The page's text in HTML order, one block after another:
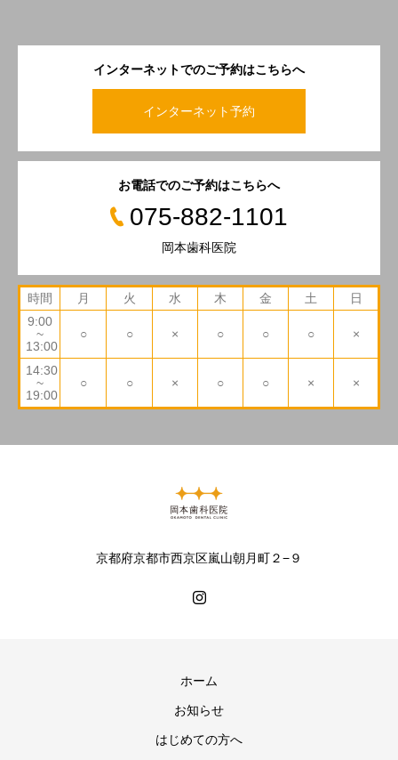
インターネットでのご予約はこちらへ
インターネット予約
お電話でのご予約はこちらへ
075-882-1101
岡本歯科医院
時間 月 火 水 木 金 土
日
9:00
~
13:00
○ ○ × ○ ○ ○ ×
14:30
~
19:00
○ ○ × ○ ○ × ×
京都府京都市西京区嵐山朝月町２−９
ホーム
お知らせ
はじめての方へ